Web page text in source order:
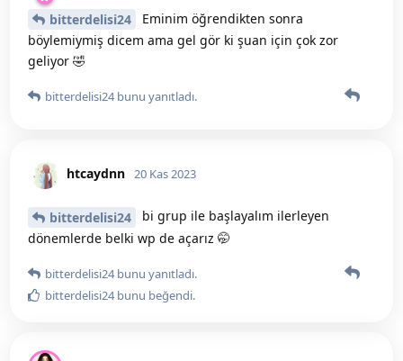
bitterdelisi24
Eminim öğrendikten sonra
böylemiymiş dicem ama gel gör ki şuan için çok zor
geliyor 🤣
bitterdelisi24bunu yanıtladı.
htcaydnn 20 Kas 2023
bitterdelisi24
bi grup ile başlayalım ilerleyen
dönemlerde belki wp de açarız 🤭
bitterdelisi24bunu yanıtladı.
bitterdelisi24bunu beğendi.